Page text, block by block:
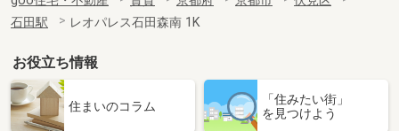
石田駅
レオパレス石田森南 1K
お役立ち情報
住まいのコラム
「住みたい街」
を見つけよう